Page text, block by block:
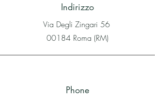
Indirizzo
Via Degli Zingari 56
00184 Roma (RM)
Phone